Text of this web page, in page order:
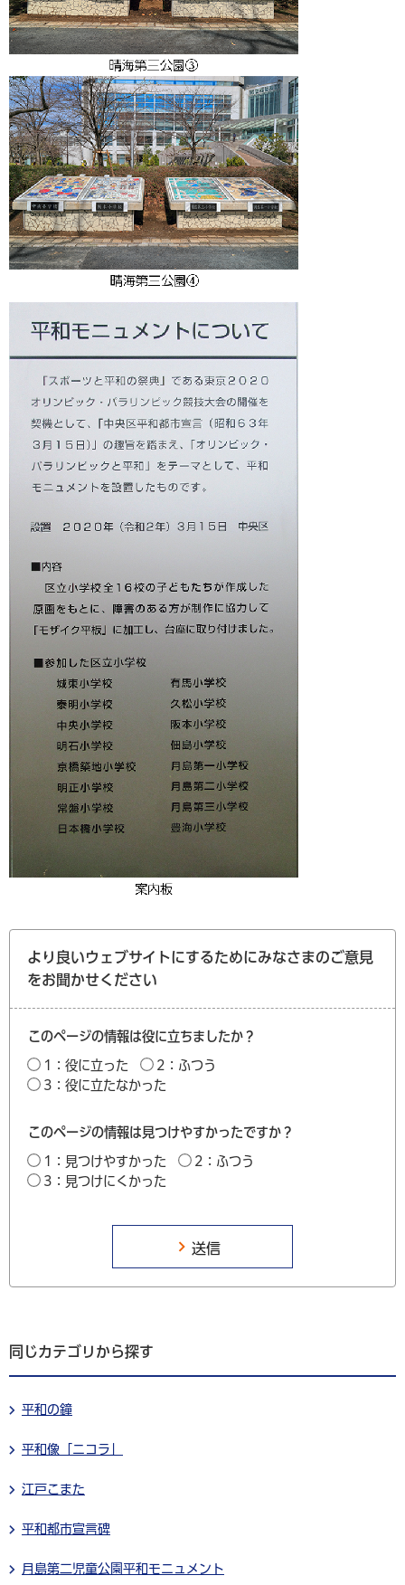
より良いウェブサイトにするためにみなさまのご意見
をお聞かせください
このページの情報は役に立ちましたか？
1：役に立った
2：ふつう
3：役に立たなかった
このページの情報は見つけやすかったですか？
1：見つけやすかった
2：ふつう
3：見つけにくかった
同じカテゴリから探す
平和の鐘
平和像「ニコラ」
江戸こまた
平和都市宣言碑
月島第二児童公園平和モニュメント